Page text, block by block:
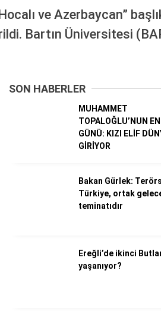
Dünya
Sağlık
ve Azerbaycan”
Bartın Üniversitesi
SON HABERLER
MUHAMMET
TOPALOĞLU’NUN
GÜNÜ: KIZI ELİF
GİRİYOR
Bakan Gürlek:
Türkiye, ortak
teminatıdır
Ereğli’de ikinci
yaşanıyor?